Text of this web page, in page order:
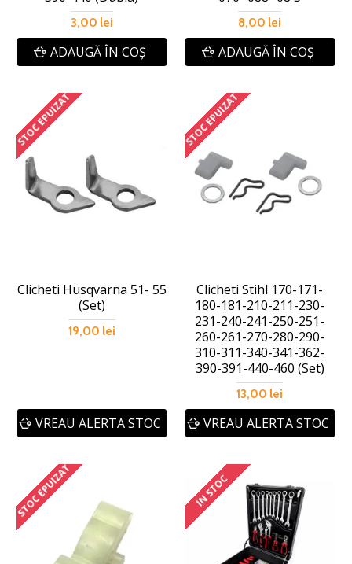
3,00 lei
ADAUGĂ ÎN COŞ
8,00 lei
ADAUGĂ ÎN COŞ
STOC EPUIZAT
Clicheti Husqvarna 51- 55
(Set)
19,00 lei
VREAU ALERTA STOC
STOC EPUIZAT
Clicheti Stihl 170-171-
180-181-210-211-230-
231-240-241-250-251-
260-261-270-280-290-
310-311-340-341-362-
390-391-440-460 (Set)
13,00 lei
VREAU ALERTA STOC
STOC EPUIZAT IN STOC